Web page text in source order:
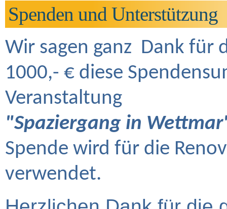
Spenden und Unterstützung
Wir sagen ganz Dank für
1000,- € diese
Veranstaltung
"Spaziergang in
Spende wird für die
verwendet.